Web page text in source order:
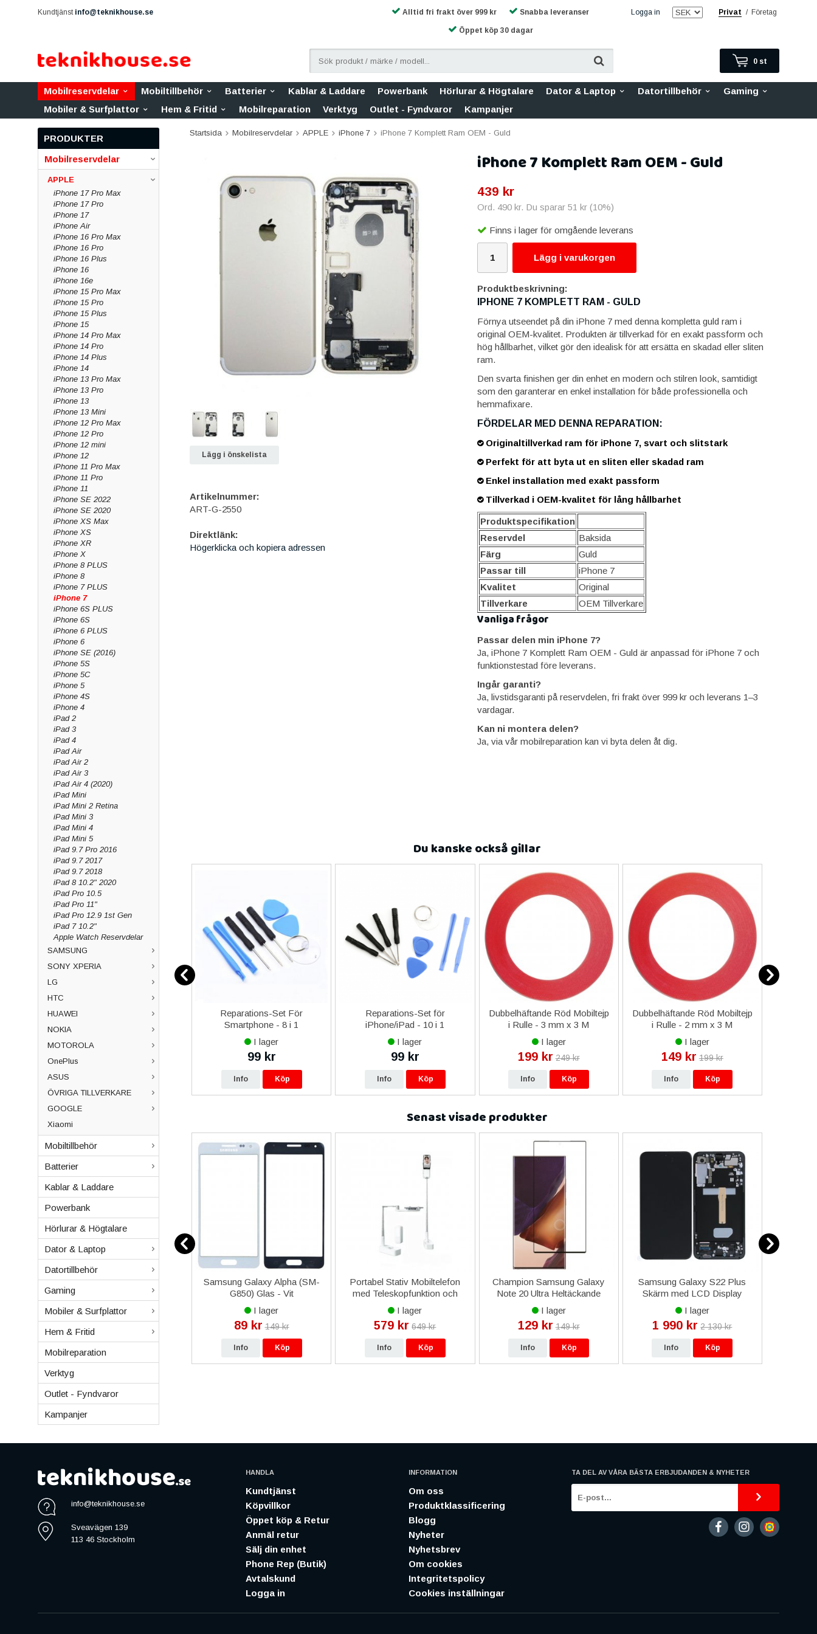
Kundtjänst info@teknikhouse.se Logga in Privat / Företag
Alltid fri frakt över 999 kr Snabba leveranser
Öppet köp 30 dagar
0 st
Mobilreservdelar Mobiltillbehör Batterier Kablar & Laddare Powerbank Hörlurar & Högtalare Dator & Laptop Datortillbehör
Gaming
Mobiler & Surfplattor
Hem & Fritid Mobilreparation Verktyg Outlet - Fyndvaror Kampanjer
PRODUKTER
Mobilreservdelar
APPLE
iPhone 17 Pro Max
iPhone 17 Pro
iPhone 17
iPhone Air
iPhone 16 Pro Max
iPhone 16 Pro
iPhone 16 Plus
iPhone 16
iPhone 16e
iPhone 15 Pro Max
iPhone 15 Pro
iPhone 15 Plus
iPhone 15
iPhone 14 Pro Max
iPhone 14 Pro
iPhone 14 Plus
iPhone 14
iPhone 13 Pro Max
iPhone 13 Pro
iPhone 13
iPhone 13 Mini
iPhone 12 Pro Max
iPhone 12 Pro
iPhone 12 mini
iPhone 12
iPhone 11 Pro Max
iPhone 11 Pro
iPhone 11
iPhone SE 2022
iPhone SE 2020
iPhone XS Max
iPhone XS
iPhone XR
iPhone X
iPhone 8 PLUS
iPhone 8
iPhone 7 PLUS
iPhone 7
iPhone 6S PLUS
iPhone 6S
iPhone 6 PLUS
iPhone 6
iPhone SE (2016)
iPhone 5S
iPhone 5C
iPhone 5
iPhone 4S
iPhone 4
iPad 2
iPad 3
iPad 4
iPad Air
iPad Air 2
iPad Air 3
iPad Air 4 (2020)
iPad Mini
iPad Mini 2 Retina
iPad Mini 3
iPad Mini 4
iPad Mini 5
iPad 9.7 Pro 2016
iPad 9.7 2017
iPad 9.7 2018
iPad 8 10.2" 2020
iPad Pro 10.5
iPad Pro 11"
iPad Pro 12.9 1st Gen
iPad 7 10.2"
Apple Watch Reservdelar
SAMSUNG
SONY XPERIA
LG
HTC
HUAWEI
NOKIA
MOTOROLA
OnePlus
ASUS
ÖVRIGA TILLVERKARE
GOOGLE
Xiaomi
Mobiltillbehör
Batterier
Kablar & Laddare
Powerbank
Hörlurar & Högtalare
Dator & Laptop
Datortillbehör
Gaming
Mobiler & Surfplattor
Hem & Fritid
Mobilreparation
Verktyg
Outlet - Fyndvaror
Kampanjer
Startsida Mobilreservdelar APPLE iPhone 7 iPhone 7 Komplett Ram OEM - Guld
iPhone 7 Komplett Ram OEM - Guld
439 kr
Ord. 490 kr. Du sparar 51 kr(10%)
Finns i lager för omgående leverans
Lägg i varukorgen
Produktbeskrivning:
IPHONE 7 KOMPLETT RAM - GULD
Förnya utseendet på din iPhone 7 med denna kompletta guld ram i
original OEM-kvalitet. Produkten är tillverkad för en exakt passform och
hög hållbarhet, vilket gör den idealisk för att ersätta en skadad eller sliten
ram.
Den svarta finishen ger din enhet en modern och stilren look, samtidigt
som den garanterar en enkel installation för både professionella och
hemmafixare.
FÖRDELAR MED DENNA REPARATION:
Originaltillverkad ram för iPhone 7, svart och slitstark
Perfekt för att byta ut en sliten eller skadad ram
Enkel installation med exakt passform
Tillverkad i OEM-kvalitet för lång hållbarhet
Produktspecifikation
Reservdel
Baksida
Färg
Guld
Passar till
iPhone 7
Kvalitet
Original
Tillverkare
OEM Tillverkare
Vanliga frågor
Passar delen min iPhone 7?
Ja, iPhone 7 Komplett Ram OEM - Guld är anpassad för iPhone 7 och
funktionstestad före leverans.
Ingår garanti?
Ja, livstidsgaranti på reservdelen, fri frakt över 999 kr och leverans 1–3
vardagar.
Kan ni montera delen?
Ja, via vår mobilreparation kan vi byta delen åt dig.
Lägg i önskelista
Artikelnummer:
ART-G-2550
Direktlänk:
Högerklicka och kopiera adressen
Du kanske också gillar
iPhone 13 mini iPhone 13 Pro
Max iPhone 14 Plus iPhone
iPhone 15 Pro Max Baseus
Magnetisk Mobilhållare
Reparations-Set För
Smartphone - 8 i 1
I lager
99 kr
Info Köp
Reparations-Set för
iPhone/iPad - 10 i 1
I lager
99 kr
Info Köp
Dubbelhäftande Röd Mobiltejp
i Rulle - 3 mm x 3 M
I lager
199 kr 249 kr
Info Köp
Dubbelhäftande Röd Mobiltejp
i Rulle - 2 mm x 3 M
I lager
149 kr 199 kr
Info Köp
Senast visade produkter
iPhone 13 Pro Max
Plånboksfodral med Extra
I lager
199 kr
Info
Samsung Galaxy Alpha (SM-
G850) Glas - Vit
I lager
89 kr 149 kr
Info Köp
Portabel Stativ Mobiltelefon
med Teleskopfunktion och
Lampa
I lager
579 kr 649 kr
Info Köp
Champion Samsung Galaxy
Note 20 Ultra Heltäckande
Skärmskydd
I lager
129 kr 149 kr
Info Köp
Samsung Galaxy S22 Plus
Skärm med LCD Display
Original - Grafit
I lager
1 990 kr 2 130 kr
Info Köp
info@teknikhouse.se
Sveavägen 139
113 46 Stockholm
HANDLA
Kundtjänst
Köpvillkor
Öppet köp & Retur
Anmäl retur
Sälj din enhet
Phone Rep (Butik)
Avtalskund
Logga in
INFORMATION
Om oss
Produktklassificering
Blogg
Nyheter
Nyhetsbrev
Om cookies
Integritetspolicy
Cookies inställningar
TA DEL AV VÅRA BÄSTA ERBJUDANDEN & NYHETER